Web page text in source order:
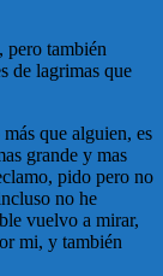
pero también
de lagrimas que
que alguien, es
grande y mas
pido pero no
no he
vuelvo a mirar,
mi, y también